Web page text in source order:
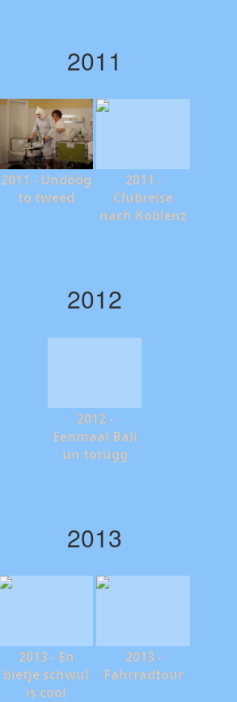
2011
2011 - Undöög
to tweed
2011 -
Clubreise
nach Koblenz
2012
2012 -
Eenmaal Bali
un torügg
2013
2013 - En
bietje schwul
is cool
2013 -
Fahrradtour